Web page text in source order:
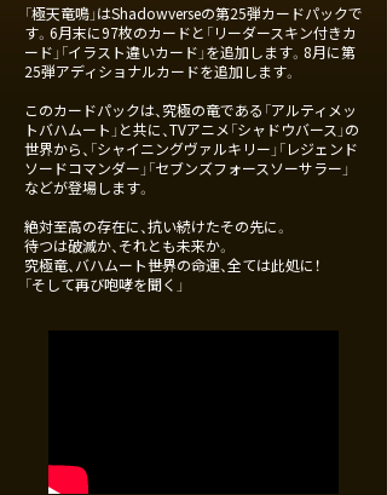
「極天竜鳴」はShadowverseの第25弾カードパックで
す。6月末に97枚のカードと「リーダースキン付きカ
ード」「イラスト違いカード」を追加します。8月に第
25弾アディショナルカードを追加します。
このカードパックは、究極の竜である「アルティメッ
トバハムート」と共に、TVアニメ「シャドウバース」の
世界から、「シャイニングヴァルキリー」「レジェンド
ソードコマンダー」「セブンズフォースソーサラー」
などが登場します。
絶対至高の存在に、抗い続けたその先に。
待つは破滅か、それとも未来か。
究極竜、バハムート――世界の命運、全ては此処に！
「そして再び咆哮を聞く」